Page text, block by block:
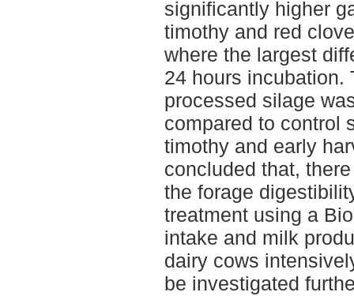
significantly higher
timothy and red
where the largest
24 hours incubation.
processed silage
compared to control
timothy and early
concluded that,
the forage
treatment using a
intake and milk
dairy cows
be investigated